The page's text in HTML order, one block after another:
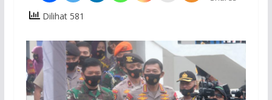
Dilihat 581